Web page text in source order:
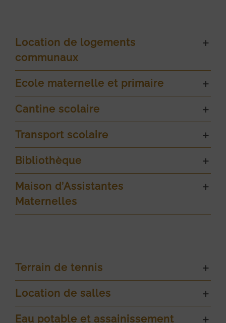
Location de logements
communaux
Ecole maternelle et primaire
Cantine scolaire
Transport scolaire
Bibliothèque
Maison d’Assistantes
Maternelles
Terrain de tennis
Location de salles
Eau potable et assainissement